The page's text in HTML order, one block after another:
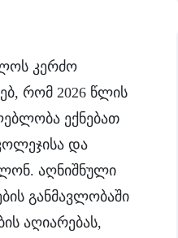
კერძო
რომ 2026 წლის
ექნებათ
და
აღნიშნული
განმავლობაში
აღიარებას,